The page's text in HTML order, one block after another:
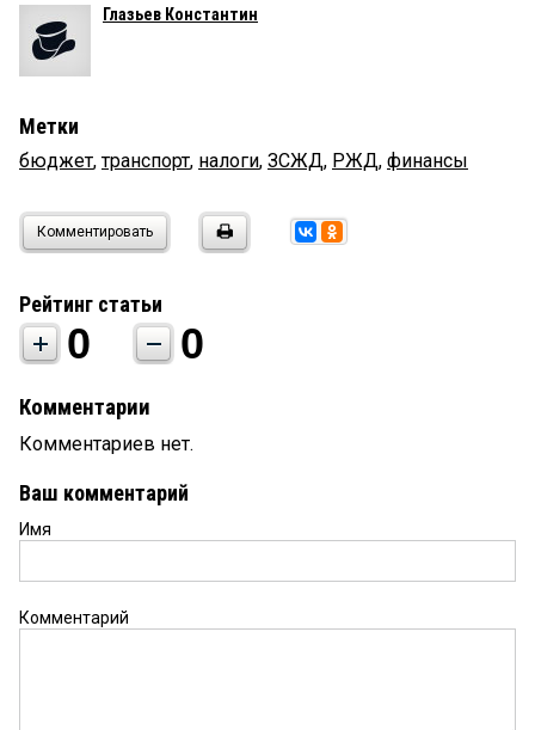
Глазьев Константин
Метки
бюджет,транспорт, налоги, ЗСЖД, РЖД, финансы
Комментировать
Рейтинг статьи
0 0
Комментарии
Комментариев нет.
Ваш комментарий
Имя
Комментарий